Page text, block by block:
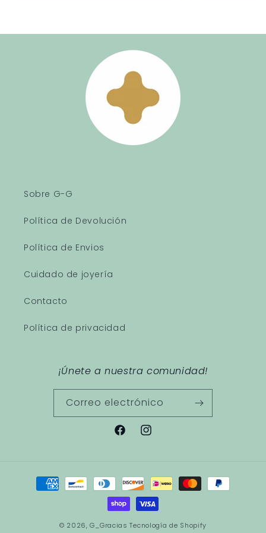
Sobre G-G
Política de Devolución
Política de Envios
Cuidado de joyería
Contacto
Política de privacidad
¡Únete a nuestra comunidad!
Correo electrónico
FacebookInstagram
Formas
© 2026,G_Gracias Tecnología de Shopify